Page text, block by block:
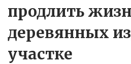
О нас
Условия использования
Политика конфиденциальности
продлить
деревянных
участке